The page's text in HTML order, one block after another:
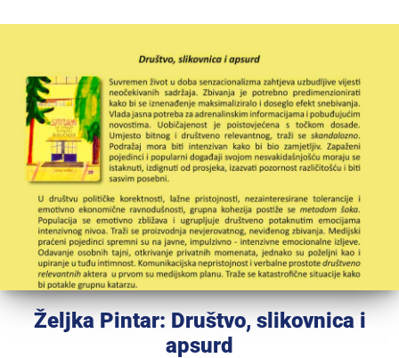
Željka Pintar: Društvo, slikovnica i
apsurd